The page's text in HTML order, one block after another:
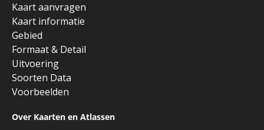
Kaart aanvragen
Kaart informatie
Gebied
Formaat & Detail
Uitvoering
Soorten Data
Voorbeelden
Over Kaarten en Atlassen